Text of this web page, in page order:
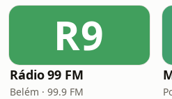
R9
Rádio 99 FM
Belém · 99.9 FM